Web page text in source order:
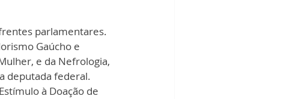
parlamentares.
Gaúcho e
e da Nefrologia,
deputada federal.
à Doação de